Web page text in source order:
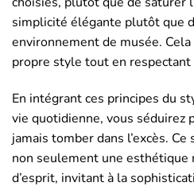
simplicité élégante plutôt que
environnement de musée.
propre style tout en respectant
En intégrant ces principes du
vie quotidienne, vous séduirez
jamais tomber dans l’excès.
non seulement une esthétique
d’esprit, invitant à la